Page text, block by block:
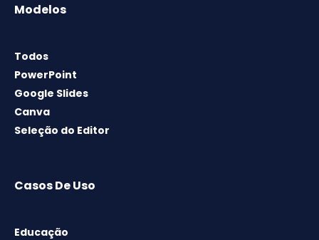
Modelos
Todos
PowerPoint
Google Slides
Canva
Seleção do Editor
Casos De Uso
Educação